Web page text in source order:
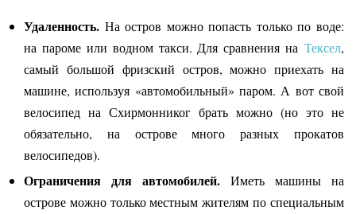
Удаленность. На остров можно попасть только по воде:
на пароме или водном такси. Для сравнения на Тексел,
самый большой фризский остров, можно приехать на
машине, используя «автомобильный» паром. А вот свой
велосипед на Схирмонниког брать можно (но это не
обязательно, на острове много разных прокатов
велосипедов).
Ограничения для автомобилей. Иметь машины на
острове можно только местным жителям по специальным